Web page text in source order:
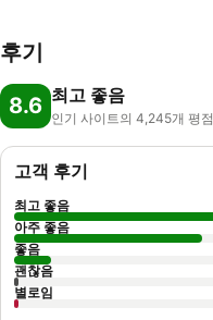
후기
8.6 최고 좋음
인기 사이트의 4,245개 평점
고객 후기
최고 좋음
아주 좋음
좋음
괜찮음
별로임